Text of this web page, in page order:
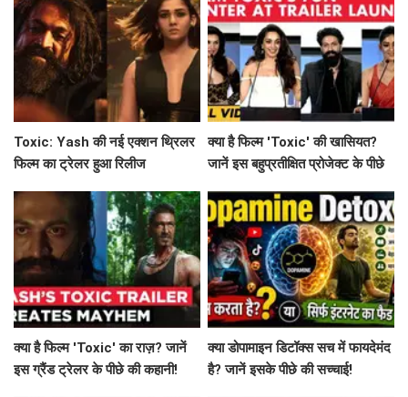
Toxic: Yash की नई एक्शन थ्रिलर
फिल्म का ट्रेलर हुआ रिलीज
क्या है फिल्म 'Toxic' की खासियत?
जानें इस बहुप्रतीक्षित प्रोजेक्ट के पीछे
क्या है फिल्म 'Toxic' का राज़? जानें
इस ग्रैंड ट्रेलर के पीछे की कहानी!
क्या डोपामाइन डिटॉक्स सच में फायदेमंद
है? जानें इसके पीछे की सच्चाई!